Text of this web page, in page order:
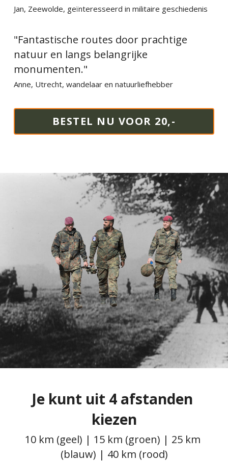
Jan, Zeewolde, geïnteresseerd in militaire geschiedenis
"Fantastische routes door prachtige
natuur en langs belangrijke
monumenten."
Anne, Utrecht, wandelaar en natuurliefhebber
BESTEL NU VOOR 20,-
Je kunt uit 4 afstanden
kiezen
10 km (geel) | 15 km (groen) | 25 km
(blauw) | 40 km (rood)